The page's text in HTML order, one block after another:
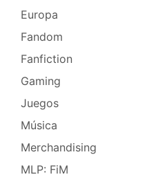
Europa
Fandom
Fanfiction
Gaming
Juegos
Música
Merchandising
MLP: FiM